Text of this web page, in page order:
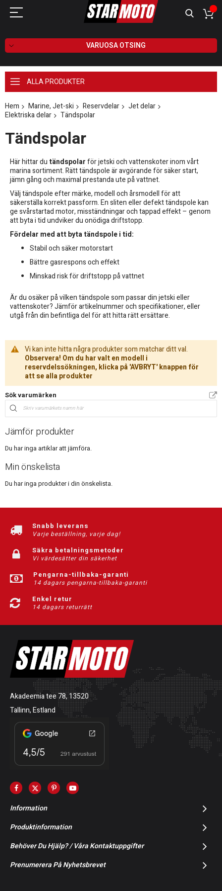
VARUOSA OTSING
ALLA PRODUKTER
Hem Marine, Jet-ski Reservdelar
Jet delar
Elektriska delar
Tändspolar
Tändspolar
Här hittar du tändspolarför jetski och vattenskoter inom vårt
marina sortiment. Rätt tändspole är avgörande för säker start,
jämn gång och maximal prestanda ute på vattnet.
Välj tändspole efter märke, modell och årsmodell för att
säkerställa korrekt passform. En sliten eller defekt tändspole kan
ge svårstartad motor, misständningar och tappad effekt – genom
att byta i tid undviker du onödiga driftstopp.
Fördelar med att byta tändspole i tid:
Stabil och säker motorstart
Bättre gasrespons och effekt
Minskad risk för driftstopp på vattnet
Är du osäker på vilken tändspole som passar din jetski eller
vattenskoter? Jämför artikelnummer och specifikationer, eller
utgå från din befintliga del för att hitta rätt ersättare.
Vi kan inte hitta några produkter som matchar ditt val.
Observera! Om du har valt en modell i
reservdelssökningen, klicka på 'AVBRYT' knappen för
att se alla produkter
Sök varumärken
Jämför produkter
Du har inga artiklar att jämföra.
Min önskelista
Du har inga produkter i din önskelista.
Snabb leverans
Varje beställning, varje dag!
Säkra betalningsmetoder
Vi värdesätter din säkerhet
Pengarna-tillbaka-garanti
14 dagars pengarna-tillbaka-garanti
Enkel retur
14 dagars returrätt
Akadeemia tee 78, 13520
Tallinn, Estland
Information
Produktinformation
Behöver Du Hjälp? / Våra Kontaktuppgifter
Prenumerera På Nyhetsbrevet